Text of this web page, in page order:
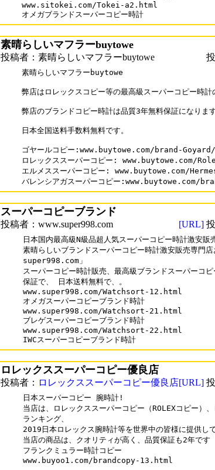
www.sitokei.com/Tokei-a2.html
オメガブランドスーパーコピー時計
素晴らしいマフラーbuytowe
投稿者：素晴らしいマフラーbuytowe
素晴らしいマフラーbuytowe
弊店はロレックスコピー等の最高級スーパーコピー時計
弊店のブランドコピー時計は品質3年無料保証になります
日本全国送料手数料無料です。
ゴヤールコピー:www.buytowe.com/brand-Goyard/
ロレックススーパーコピー: www.buytowe.com/
エルメススーパーコピー: www.buytowe.com/
バレンシアガスーパーコピー:www.buytowe.com/
スーパーコピーブランド
投稿者：www.super998.com
[URL]
日本国内最高級N級品超人気スーパーコピー時計激安販
素晴らしいブランドスーパーコピー時計激安販売専門店
super998.com」
スーパーコピー時計販売、最高級ブランドスーパーコ
保証で、 日本送料無料で、。
www.super998.com/Watchsort-12.html
オメガスーパーコピーブランド時計
www.super998.com/Watchsort-21.html
ブレゲスーパーコピーブランド時計
www.super998.com/Watchsort-22.html
IWCスーパーコピーブランド時計
ロレックススーパーコピー優良店
投稿者： ロレックススーパーコピー優良店[URL]
日本スーパーコピー 腕時計!
当店は、ロレックススーパーコピー（ROLEXコピー）
ランキング、
2019日本ロレックス腕時計等を世界中の皆様に提供して
当店の商品は、クオリティが高く、品質保証も2年です
フランクミュラー時計コピー
www.buyoo1.com/brandcopy-13.html